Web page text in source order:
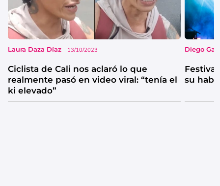
Laura Daza Díaz 13/10/2023
Ciclista de Cali nos aclaró lo que
realmente pasó en video viral: “tenía el
ki elevado”
Diego
su